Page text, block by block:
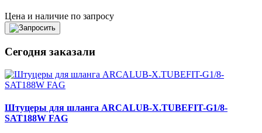
Цена и наличие по запросу
Сегодня заказали
Штуцеры для шланга ARCALUB-X.TUBEFIT-G1/8-
SAT188W FAG